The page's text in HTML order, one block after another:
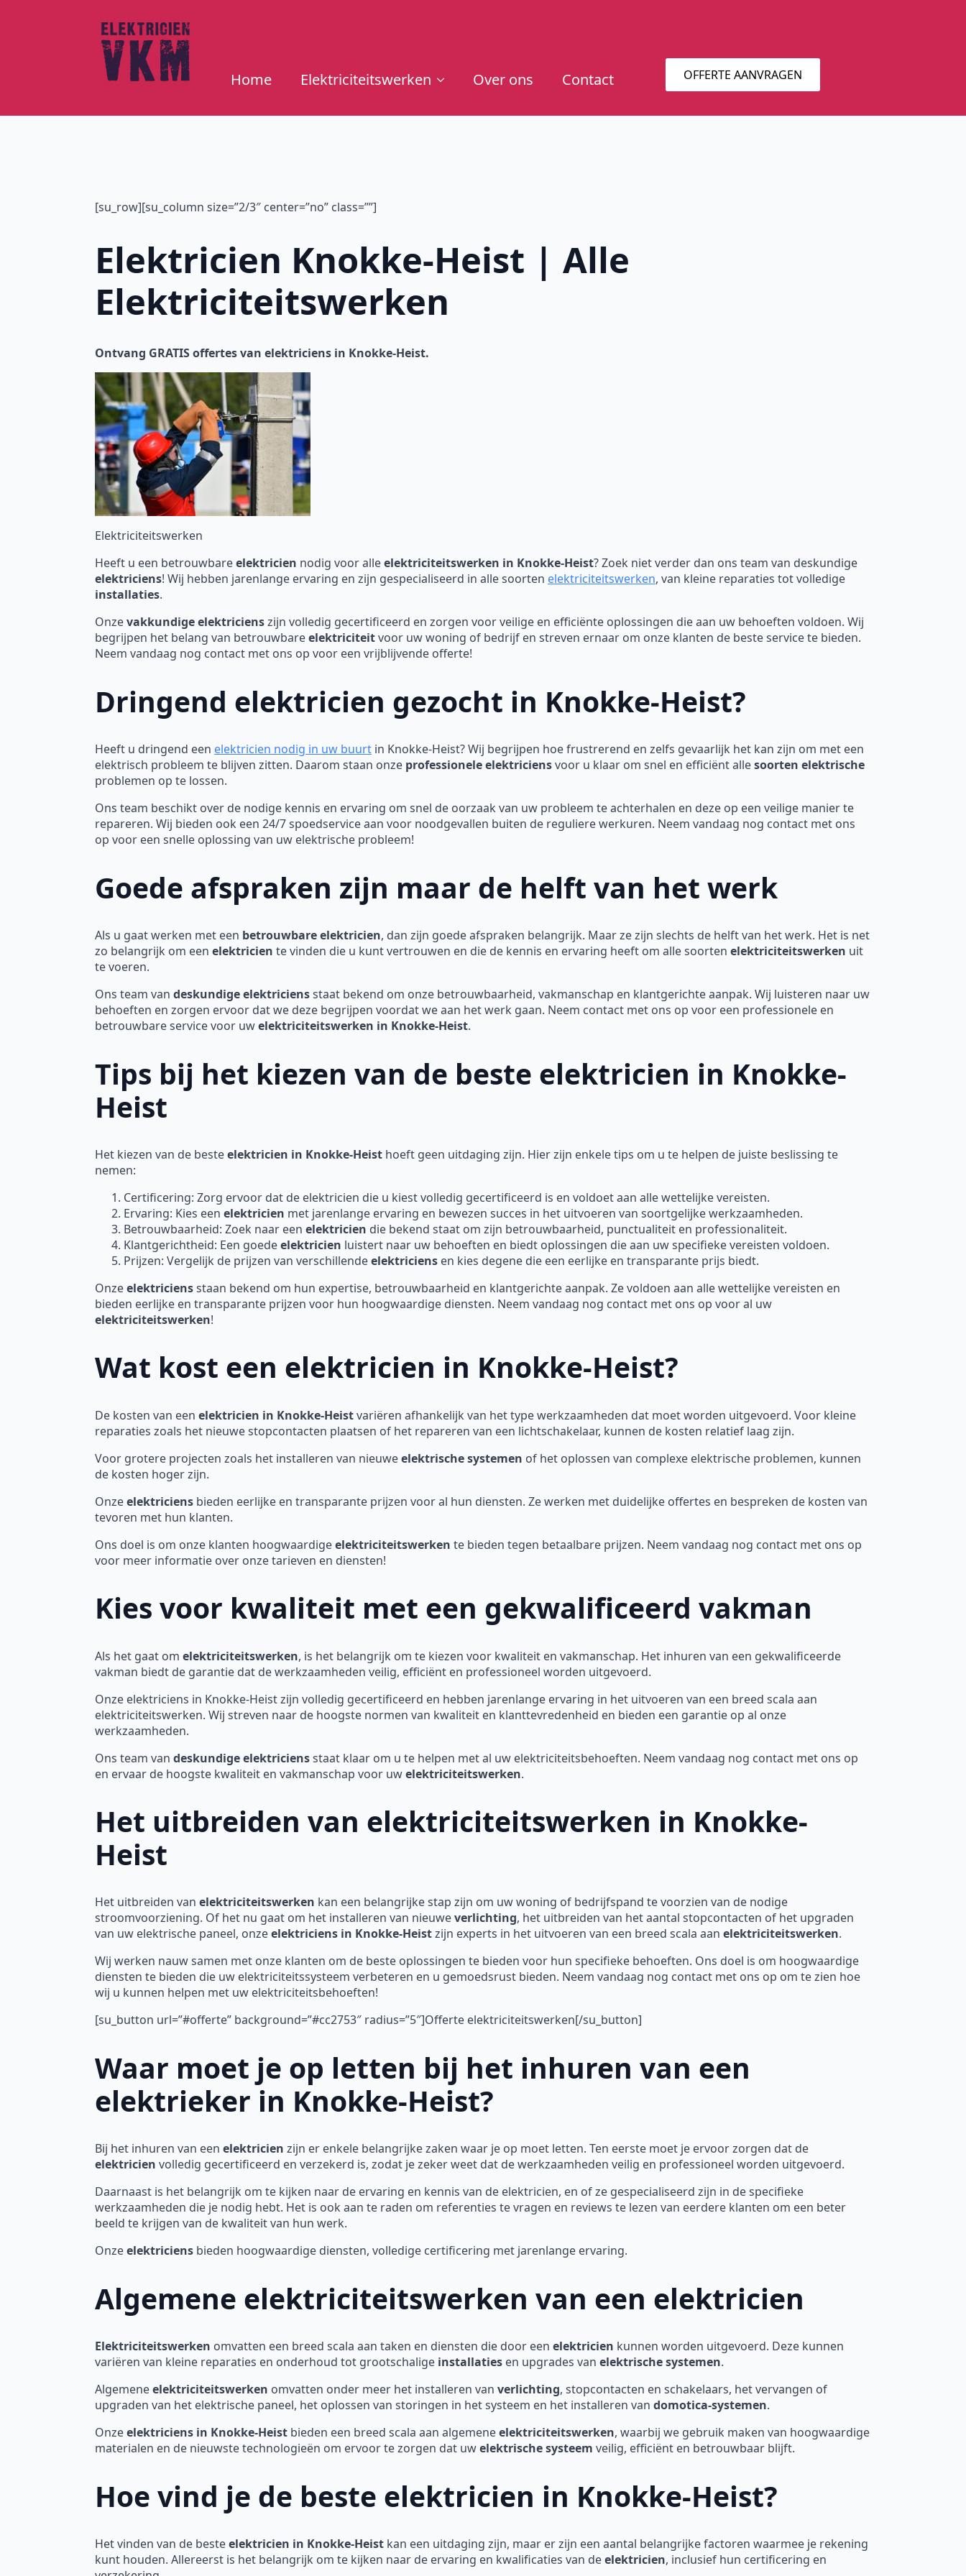
Home Elektriciteitswerken Over ons Contact OFFERTE AANVRAGEN
[su_row][su_column size=”2/3″ center=”no” class=””]
Elektricien Knokke-Heist | Alle
Elektriciteitswerken
Ontvang GRATIS offertes van elektriciens in Knokke-Heist.
Elektriciteitswerken
Heeft u een betrouwbareelektricien nodig voor alleelektriciteitswerken in Knokke-Heist? Zoek niet verder dan ons team van deskundige
elektriciens! Wij hebben jarenlange ervaring en zijn gespecialiseerd in alle soorten elektriciteitswerken, van kleine reparaties tot volledige
installaties.
Onzevakkundige elektricienszijn volledig gecertificeerd en zorgen voor veilige en efficiënte oplossingen die aan uw behoeften voldoen. Wij
begrijpen het belang van betrouwbareelektriciteitvoor uw woning of bedrijf en streven ernaar om onze klanten de beste service te bieden.
Neem vandaag nog contact met ons op voor een vrijblijvende offerte!
Dringend elektricien gezocht in Knokke-Heist?
Heeft u dringend een elektricien nodig in uw buurt in Knokke-Heist? Wij begrijpen hoe frustrerend en zelfs gevaarlijk het kan zijn om met een
elektrisch probleem te blijven zitten. Daarom staan onze professionele elektriciensvoor u klaar om snel en efficiënt allesoorten elektrische
problemen op te lossen.
Ons team beschikt over de nodige kennis en ervaring om snel de oorzaak van uw probleem te achterhalen en deze op een veilige manier te
repareren. Wij bieden ook een 24/7 spoedservice aan voor noodgevallen buiten de reguliere werkuren. Neem vandaag nog contact met ons
op voor een snelle oplossing van uw elektrische probleem!
Goede afspraken zijn maar de helft van het werk
Als u gaat werken met een betrouwbare elektricien, dan zijn goede afspraken belangrijk. Maar ze zijn slechts de helft van het werk. Het is net
zo belangrijk om een elektricien te vinden die u kunt vertrouwen en die de kennis en ervaring heeft om alle soorten elektriciteitswerken uit
te voeren.
Ons team van deskundige elektriciensstaat bekend om onze betrouwbaarheid, vakmanschap en klantgerichte aanpak. Wij luisteren naar uw
behoeften en zorgen ervoor dat we deze begrijpen voordat we aan het werk gaan. Neem contact met ons op voor een professionele en
betrouwbare service voor uwelektriciteitswerken in Knokke-Heist.
Tips bij het kiezen van de beste elektricien in Knokke-
Heist
Het kiezen van de besteelektricien in Knokke-Heist hoeft geen uitdaging zijn. Hier zijn enkele tips om u te helpen de juiste beslissing te
nemen:
Certificering: Zorg ervoor dat de elektricien die u kiest volledig gecertificeerd is en voldoet aan alle wettelijke vereisten.
Ervaring: Kies een elektricien met jarenlange ervaring en bewezen succes in het uitvoeren van soortgelijke werkzaamheden.
Betrouwbaarheid: Zoek naar een elektricien die bekend staat om zijn betrouwbaarheid, punctualiteit en professionaliteit.
Klantgerichtheid: Een goedeelektricien luistert naar uw behoeften en biedt oplossingen die aan uw specifieke vereisten voldoen.
Prijzen: Vergelijk de prijzen van verschillendeelektriciens en kies degene die een eerlijke en transparante prijs biedt.
Onzeelektriciensstaan bekend om hun expertise, betrouwbaarheid en klantgerichte aanpak. Ze voldoen aan alle wettelijke vereisten en
bieden eerlijke en transparante prijzen voor hun hoogwaardige diensten. Neem vandaag nog contact met ons op voor al uw
elektriciteitswerken!
Wat kost een elektricien in Knokke-Heist?
De kosten van een elektricien in Knokke-Heistvariëren afhankelijk van het type werkzaamheden dat moet worden uitgevoerd. Voor kleine
reparaties zoals het nieuwe stopcontacten plaatsen of het repareren van een lichtschakelaar, kunnen de kosten relatief laag zijn.
Voor grotere projecten zoals het installeren van nieuweelektrische systemen of het oplossen van complexe elektrische problemen, kunnen
de kosten hoger zijn.
Onzeelektriciens bieden eerlijke en transparante prijzen voor al hun diensten. Ze werken met duidelijke offertes en bespreken de kosten van
tevoren met hun klanten.
Ons doel is om onze klanten hoogwaardigeelektriciteitswerken te bieden tegen betaalbare prijzen. Neem vandaag nog contact met ons op
voor meer informatie over onze tarieven en diensten!
Kies voor kwaliteit met een gekwalificeerd vakman
Als het gaat om elektriciteitswerken, is het belangrijk om te kiezen voor kwaliteit en vakmanschap. Het inhuren van een gekwalificeerde
vakman biedt de garantie dat de werkzaamheden veilig, efficiënt en professioneel worden uitgevoerd.
Onze elektriciens in Knokke-Heist zijn volledig gecertificeerd en hebben jarenlange ervaring in het uitvoeren van een breed scala aan
elektriciteitswerken. Wij streven naar de hoogste normen van kwaliteit en klanttevredenheid en bieden een garantie op al onze
werkzaamheden.
Ons team van deskundige elektriciensstaat klaar om u te helpen met al uw elektriciteitsbehoeften. Neem vandaag nog contact met ons op
en ervaar de hoogste kwaliteit en vakmanschap voor uwelektriciteitswerken.
Het uitbreiden van elektriciteitswerken in Knokke-
Heist
Het uitbreiden van elektriciteitswerken kan een belangrijke stap zijn om uw woning of bedrijfspand te voorzien van de nodige
stroomvoorziening. Of het nu gaat om het installeren van nieuweverlichting, het uitbreiden van het aantal stopcontacten of het upgraden
van uw elektrische paneel, onzeelektriciens in Knokke-Heistzijn experts in het uitvoeren van een breed scala aan elektriciteitswerken.
Wij werken nauw samen met onze klanten om de beste oplossingen te bieden voor hun specifieke behoeften. Ons doel is om hoogwaardige
diensten te bieden die uw elektriciteitssysteem verbeteren en u gemoedsrust bieden. Neem vandaag nog contact met ons op om te zien hoe
wij u kunnen helpen met uw elektriciteitsbehoeften!
[su_button url=”#offerte” background=”#cc2753″ radius=”5″]Offerte elektriciteitswerken[/su_button]
Waar moet je op letten bij het inhuren van een
elektrieker in Knokke-Heist?
Bij het inhuren van een elektricien zijn er enkele belangrijke zaken waar je op moet letten. Ten eerste moet je ervoor zorgen dat de
elektricien volledig gecertificeerd en verzekerd is, zodat je zeker weet dat de werkzaamheden veilig en professioneel worden uitgevoerd.
Daarnaast is het belangrijk om te kijken naar de ervaring en kennis van de elektricien, en of ze gespecialiseerd zijn in de specifieke
werkzaamheden die je nodig hebt. Het is ook aan te raden om referenties te vragen en reviews te lezen van eerdere klanten om een beter
beeld te krijgen van de kwaliteit van hun werk.
Onzeelektriciens bieden hoogwaardige diensten, volledige certificering met jarenlange ervaring.
Algemene elektriciteitswerken van een elektricien
Elektriciteitswerken omvatten een breed scala aan taken en diensten die door een elektricien kunnen worden uitgevoerd. Deze kunnen
variëren van kleine reparaties en onderhoud tot grootschalige installaties en upgrades van elektrische systemen.
Algemeneelektriciteitswerken omvatten onder meer het installeren van verlichting, stopcontacten en schakelaars, het vervangen of
upgraden van het elektrische paneel, het oplossen van storingen in het systeem en het installeren van domotica-systemen.
Onzeelektriciens in Knokke-Heist bieden een breed scala aan algemeneelektriciteitswerken, waarbij we gebruik maken van hoogwaardige
materialen en de nieuwste technologieën om ervoor te zorgen dat uwelektrische systeem veilig, efficiënt en betrouwbaar blijft.
Hoe vind je de beste elektricien in Knokke-Heist?
Het vinden van de besteelektricien in Knokke-Heist kan een uitdaging zijn, maar er zijn een aantal belangrijke factoren waarmee je rekening
kunt houden. Allereerst is het belangrijk om te kijken naar de ervaring en kwalificaties van deelektricien, inclusief hun certificering en